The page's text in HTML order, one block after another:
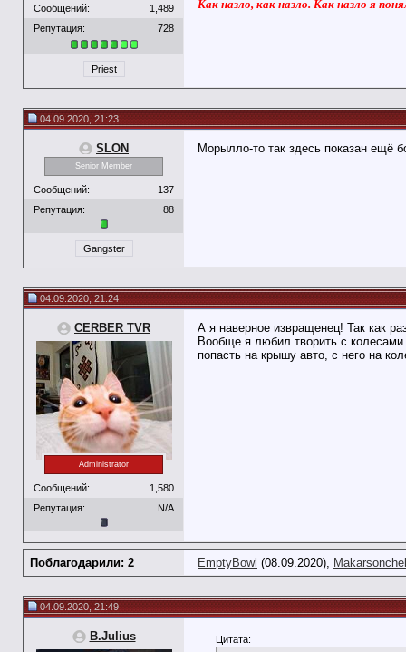
Сообщений:
1,489
Репутация:
728
Priest
Как назло, как назло. Как назло я
04.09.2020, 21:23
SLON
Senior Member
Сообщений:
137
Репутация:
88
Gangster
Морылло-то так здесь показан ещё
04.09.2020, 21:24
CERBER TVR
Administrator
Сообщений:
1,580
Репутация:
N/A
А я наверное извращенец! Так как
Вообще я любил творить с
попасть на крышу авто, с него на
Поблагодарили: 2 EmptyBowl (08.09.2020),
04.09.2020, 21:49
B.Julius Цитата: